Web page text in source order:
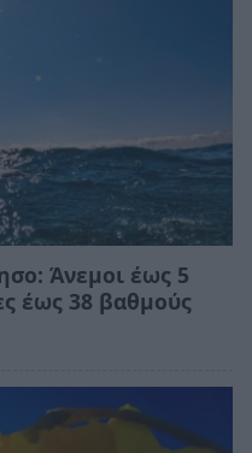
Άνεμοι έως 5
έως 38 βαθμούς